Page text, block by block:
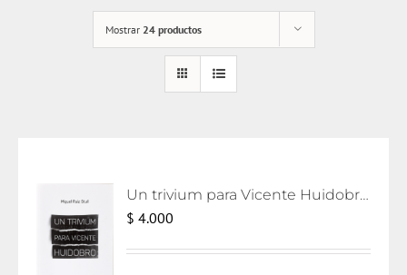
Mostrar 24 productos
Un trivium para Vicente Huidobro [eBook]
$ 4.000